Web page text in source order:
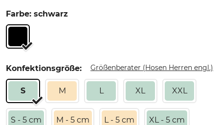
Farbe: schwarz
Konfektionsgröße: Größenberater (Hosen Herren engl.)
S M L XL XXL
S - 5 cm M - 5 cm L - 5 cm XL - 5 cm